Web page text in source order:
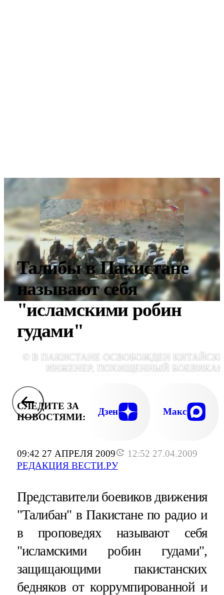
09:42 27 АПРЕЛЯ 2009
12:52 27.04.2009
РЕДАКЦИЯ ВЕСТИ.РУ
Талибы в Пакистане
называют себя
"исламскими робин
гудами"
© В ПАКИСТАНЕ ОСВОБОЖДЕН
ИНЖЕНЕР, ПОХИЩЕННЫЙ
СЛЕДИТЕ ЗА
НОВОСТЯМИ:
Дзен Макс
Представители боевиков движения
"Талибан" в Пакистане по радио и
в проповедях называют себя
"исламскими робин гудами",
защищающими пакистанских
бедняков от коррумпированной и